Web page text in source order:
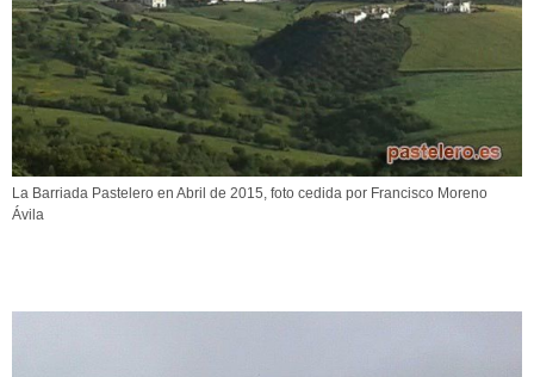
La Barriada Pastelero en Abril de 2015, foto cedida por Francisco Moreno
Ávila